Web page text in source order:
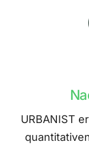
URBANIST